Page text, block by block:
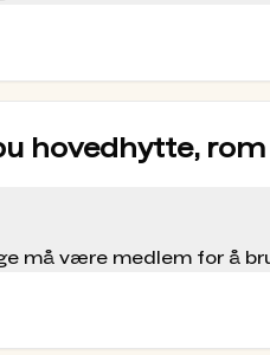
er det ikke lenger mulig å
og soverom. Det er et
Ta med underlag til
hovedhytte, rom
må være medlem for å